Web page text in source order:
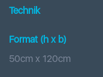
Technik
Format (h x b)
50cm x 120cm